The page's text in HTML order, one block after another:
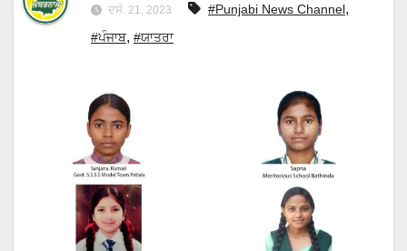
ਦਸੰ. 21, 2023 #Punjabi News Channel,
#ਪੰਜਾਬ, #ਯਾਤਰਾ